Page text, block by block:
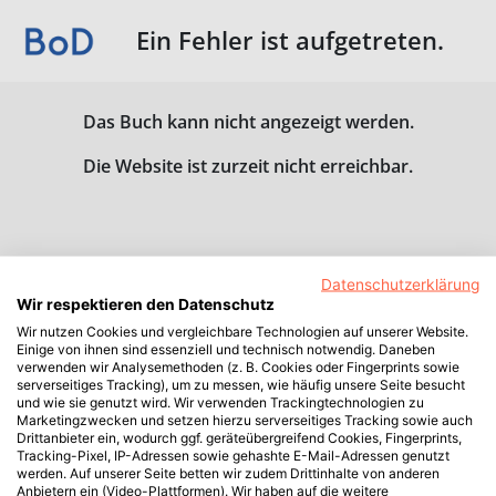
Ein Fehler ist aufgetreten.
Das Buch kann nicht angezeigt werden.
Die Website ist zurzeit nicht erreichbar.
Datenschutzerklärung
Wir respektieren den Datenschutz
Wir nutzen Cookies und vergleichbare Technologien auf unserer Website.
Einige von ihnen sind essenziell und technisch notwendig. Daneben
verwenden wir Analysemethoden (z. B. Cookies oder Fingerprints sowie
serverseitiges Tracking), um zu messen, wie häufig unsere Seite besucht
und wie sie genutzt wird. Wir verwenden Trackingtechnologien zu
Marketingzwecken und setzen hierzu serverseitiges Tracking sowie auch
Drittanbieter ein, wodurch ggf. geräteübergreifend Cookies, Fingerprints,
Tracking-Pixel, IP-Adressen sowie gehashte E-Mail-Adressen genutzt
werden. Auf unserer Seite betten wir zudem Drittinhalte von anderen
Anbietern ein (Video-Plattformen). Wir haben auf die weitere